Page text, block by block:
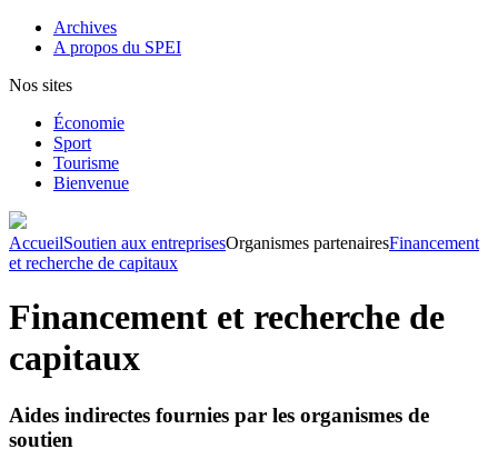
Archives
A propos du SPEI
Nos sites
Économie
Sport
Tourisme
Bienvenue
AccueilSoutien aux entreprisesOrganismes partenairesFinancement
et recherche de capitaux
Financement et recherche de
capitaux
Aides indirectes fournies par les organismes de
soutien